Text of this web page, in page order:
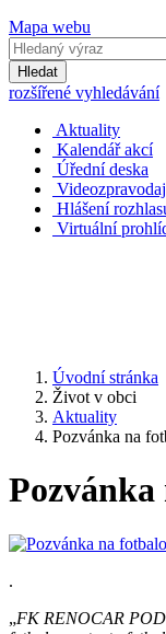
Mapa webu
Hledat
rozšířené vyhledávání
Aktuality
Kalendář akcí
Úřední deska
Videozpravodaj
Hlášení
Virtuální
Úvodní stránka
Život v obci
Aktuality
Pozvánka na
.
„FK RENOCAR